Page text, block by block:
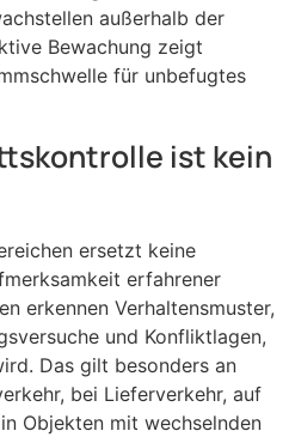
außerhalb der
Bewachung zeigt
für unbefugtes
ist kein
ersetzt keine
erfahrener
erkennen Verhaltensmuster,
und Konfliktlagen,
Das gilt besonders an
bei Lieferverkehr, auf
Objekten mit wechselnden